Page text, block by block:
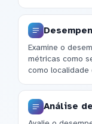
Examine o
métricas como
como localidade
Análise